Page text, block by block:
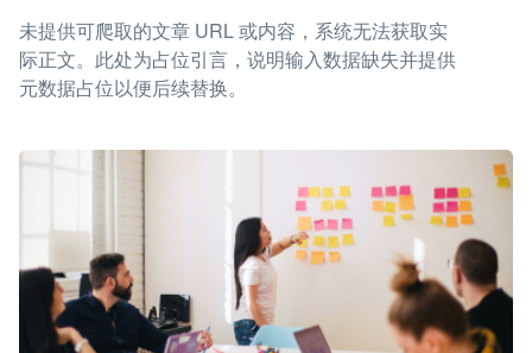
未提供可爬取的文章 URL 或内容，系统无法获取实
际正文。此处为占位引言，说明输入数据缺失并提供
元数据占位以便后续替换。